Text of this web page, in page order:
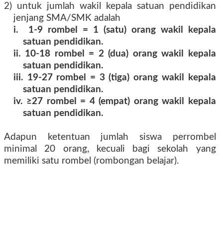
2) untuk jumlah wakil kepala satuan pendidikan
jenjang SMA/SMK adalah
i. 1-9 rombel = 1 (satu) orang wakil kepala
satuan pendidikan.
ii. 10-18 rombel = 2 (dua) orang wakil kepala
satuan pendidikan.
iii. 19-27 rombel = 3 (tiga) orang wakil kepala
satuan pendidikan.
iv. ≥27 rombel = 4 (empat) orang wakil kepala
satuan pendidikan.
Adapun ketentuan jumlah siswa perrombel
minimal 20 orang, kecuali bagi sekolah yang
memiliki satu rombel (rombongan belajar).